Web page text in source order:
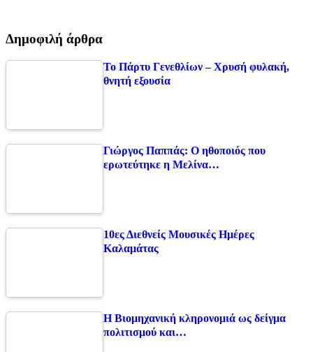
Δημοφιλή άρθρα
Το Πάρτυ Γενεθλίων – Χρυσή φυλακή,
θνητή εξουσία
Γιώργος Παππάς: Ο ηθοποιός που
ερωτεύτηκε η Μελίνα…
10ες Διεθνείς Μουσικές Ημέρες
Καλαμάτας
Η Βιομηχανική κληρονομιά ως δείγμα
πολιτισμού και…